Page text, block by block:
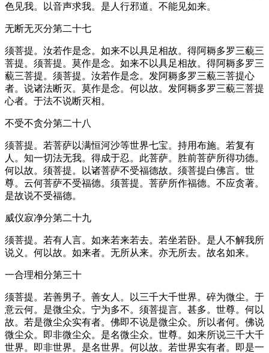
色见我。以音声求我。是人行邪道。不能见如来。
无断无灭分第二十七
须菩提。汝若作是念。如来不以具足相故。得阿耨多罗三藐三
菩提。须菩提。莫作是念。如来不以具足相故。得阿耨多罗三
藐三菩提。须菩提。汝若作是念。发阿耨多罗三藐三菩提心
者。说诸法断灭。莫作是念。何以故。发阿耨多罗三藐三菩提
心者。于法不说断灭相。
不受不贪分第二十八
须菩提。若菩萨以满恒河沙等世界七宝。持用布施。若复有
人。知一切法无我。得成于忍。此菩萨。胜前菩萨所得功德。
何以故。须菩提。以诸菩萨不受福德故。须菩提白佛言。世
尊。云何菩萨不受福德。须菩提。菩萨所作福德。不应贪著。
是故说不受福德。
威仪寂净分第二十九
须菩提。若有人言。如来若来若去。若坐若卧。是人不解我所
说义。何以故。如来者。无所从来。亦无所去。故名如来。
一合理相分第三十
须菩提。若善男子。善女人。以三千大千世界。碎为微尘。于
意云何。是微尘众。宁为多不。须菩提言。甚多。世尊。何以
故。若是微尘众实有者。佛即不说是微尘众。所以者何。佛说
微尘众。即非微尘众。是名微尘众。世尊。如来所说三千大千
世界。即非世界。是名世界。何以故。若世界实有者。即是一